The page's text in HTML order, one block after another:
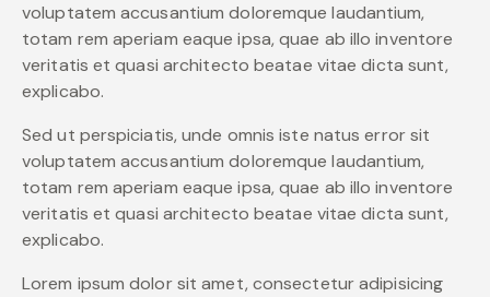
voluptatem accusantium doloremque laudantium,
totam rem aperiam eaque ipsa, quae ab illo inventore
veritatis et quasi architecto beatae vitae dicta sunt,
explicabo.
Sed ut perspiciatis, unde omnis iste natus error sit
voluptatem accusantium doloremque laudantium,
totam rem aperiam eaque ipsa, quae ab illo inventore
veritatis et quasi architecto beatae vitae dicta sunt,
explicabo.
Lorem ipsum dolor sit amet, consectetur adipisicing